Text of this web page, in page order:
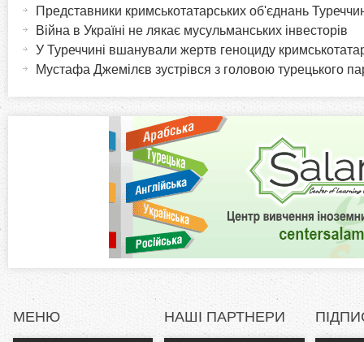
i
l
н
а
)
Представники кримськотатарських об'єднань
Війна в Україні не лякає мусульманських інвесторів
У Туреччині вшанували жертв геноциду
Мустафа Джемілєв зустрівся з головою турецького
МЕНЮ НАШІ ПАРТНЕРИ